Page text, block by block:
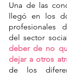
Una de las
llegó en los
profesionales
del sector
deber de no
dejar a otros
de los